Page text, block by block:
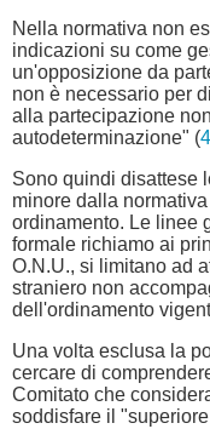
Nella normativa non
indicazioni su come
un'opposizione da
non è necessario per
alla partecipazione
autodeterminazione" (
Sono quindi disattese
minore dalla
ordinamento. Le linee
formale richiamo ai
O.N.U., si limitano ad
straniero non
dell'ordinamento
Una volta esclusa la
cercare di
Comitato che
soddisfare il